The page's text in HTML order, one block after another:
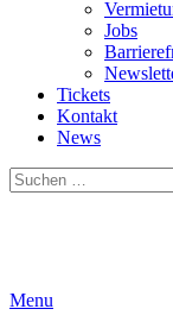
Jobs
Tickets
Kontakt
News
Suchen
nach:
Menu